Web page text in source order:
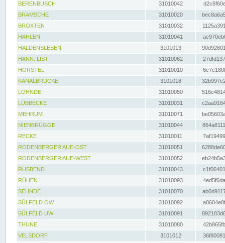
BERENBUSCH
31010042
BRAMSCHE
31010020
BROXTEN
31010032
HAHLEN
31010041
HALDENSLEBEN
3101013
HANN. LIST
31010062
HÖRSTEL
31010010
KANALBRÜCKE
3101018
LOHNDE
31010050
LÜBBECKE
31010031
MEHRUM
31010071
NIENBRÜGGE
31010044
RECKE
31010011
RODENBERGER AUE-OST
31010051
RODENBERGER AUE-WEST
31010052
RUSBEND
31010043
RÜHEN
31010093
SEHNDE
31010070
SÜLFELD OW
31010092
SÜLFELD UW
31010091
THUNE
31010080
VELSDORF
3101012